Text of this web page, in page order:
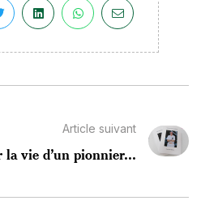
Article suivant
la vie d’un pionnier...